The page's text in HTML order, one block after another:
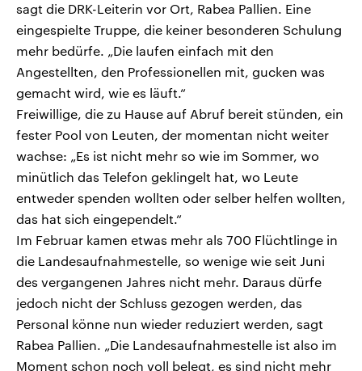
sagt die DRK-Leiterin vor Ort, Rabea Pallien. Eine
eingespielte Truppe, die keiner besonderen Schulung
mehr bedürfe. „Die laufen einfach mit den
Angestellten, den Professionellen mit, gucken was
gemacht wird, wie es läuft.“
Freiwillige, die zu Hause auf Abruf bereit stünden, ein
fester Pool von Leuten, der momentan nicht weiter
wachse: „Es ist nicht mehr so wie im Sommer, wo
minütlich das Telefon geklingelt hat, wo Leute
entweder spenden wollten oder selber helfen wollten,
das hat sich eingependelt.“
Im Februar kamen etwas mehr als 700 Flüchtlinge in
die Landesaufnahmestelle, so wenige wie seit Juni
des vergangenen Jahres nicht mehr. Daraus dürfe
jedoch nicht der Schluss gezogen werden, das
Personal könne nun wieder reduziert werden, sagt
Rabea Pallien. „Die Landesaufnahmestelle ist also im
Moment schon noch voll belegt, es sind nicht mehr